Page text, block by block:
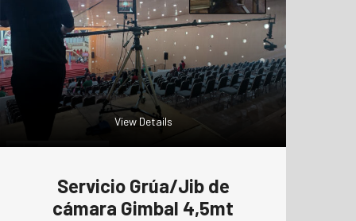
View Details
Servicio Grúa/Jib de
cámara Gimbal 4,5mt